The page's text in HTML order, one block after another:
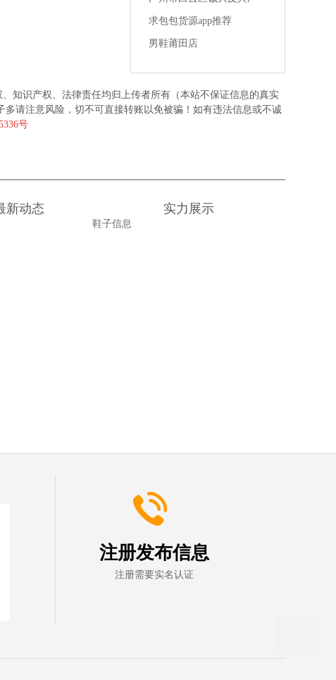
求包包货源app推荐
男鞋莆田店
知识产权、法律责任均归上传者所有（本站不保证信息的真实
请注意风险，切不可直接转账以免被骗！如有违法信息或不诚
号
新动态 实力展示
鞋子信息
注册发布信息
注册需要实名认证